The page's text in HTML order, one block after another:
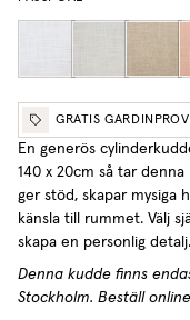
GRATIS
En generös
140 x 20cm så tar
ger stöd, skapar mysiga
känsla till rummet. Välj
skapa en personlig detalj.
Denna kudde finns
Stockholm. Beställ